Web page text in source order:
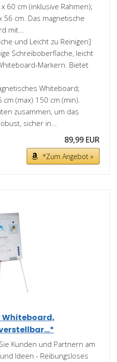
60 cm (inklusive Rahmen);
56 cm. Das magnetische
mit...
und Leicht zu Reinigen]
Schreiboberfläche, leicht
Markern. Bietet
Whiteboard;
(max) 150 cm (min).
zusammen, um das
sicher in...
89,99 EUR
*Zum Angebot »
Whiteboard,
Kunden und Partnern am
Ideen - Reibungsloses